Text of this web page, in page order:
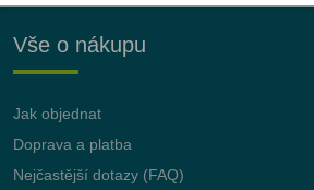
Vše o nákupu
Jak objednat
Doprava a platba
Nejčastější dotazy (FAQ)